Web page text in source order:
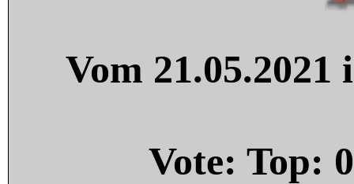
Vom 21.05.2021
Vote: Top: 0